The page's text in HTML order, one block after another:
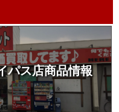
パス店商品情報